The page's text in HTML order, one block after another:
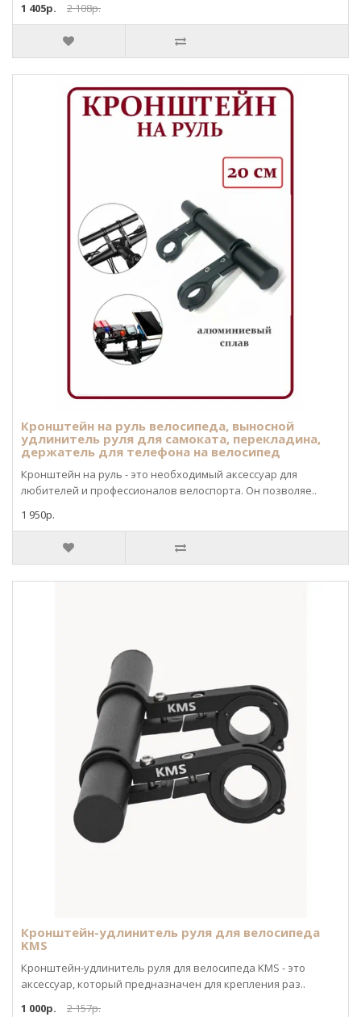
1 405р.
2 108р.
Кронштейн на руль велосипеда, выносной
удлинитель руля для самоката, перекладина,
держатель для телефона на велосипед
Кронштейн на руль - это необходимый аксессуар для
любителей и профессионалов велоспорта. Он позволяе..
1 950р.
Кронштейн-удлинитель руля для велосипеда
KMS
Кронштейн-удлинитель руля для велосипеда KMS - это
аксессуар, который предназначен для крепления раз..
1 000р.
2 157р.